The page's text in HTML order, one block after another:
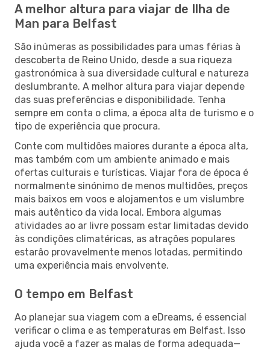
A melhor altura para viajar de Ilha de
Man para Belfast
São inúmeras as possibilidades para umas férias à
descoberta de Reino Unido, desde a sua riqueza
gastronómica à sua diversidade cultural e natureza
deslumbrante. A melhor altura para viajar depende
das suas preferências e disponibilidade. Tenha
sempre em conta o clima, a época alta de turismo e o
tipo de experiência que procura.
Conte com multidões maiores durante a época alta,
mas também com um ambiente animado e mais
ofertas culturais e turísticas. Viajar fora de época é
normalmente sinónimo de menos multidões, preços
mais baixos em voos e alojamentos e um vislumbre
mais autêntico da vida local. Embora algumas
atividades ao ar livre possam estar limitadas devido
às condições climatéricas, as atrações populares
estarão provavelmente menos lotadas, permitindo
uma experiência mais envolvente.
O tempo em Belfast
Ao planejar sua viagem com a eDreams, é essencial
verificar o clima e as temperaturas em Belfast. Isso
ajuda você a fazer as malas de forma adequada—